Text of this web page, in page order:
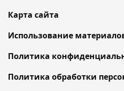
Карта сайта
Использование
Политика
Политика обработки